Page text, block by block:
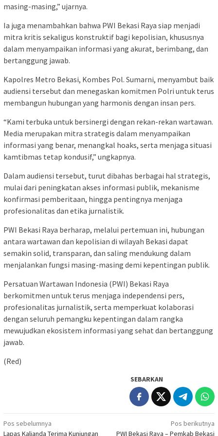
masing-masing,” ujarnya.
Ia juga menambahkan bahwa PWI Bekasi Raya siap menjadi
mitra kritis sekaligus konstruktif bagi kepolisian, khususnya
dalam menyampaikan informasi yang akurat, berimbang, dan
bertanggung jawab.
Kapolres Metro Bekasi, Kombes Pol. Sumarni, menyambut baik
audiensi tersebut dan menegaskan komitmen Polri untuk terus
membangun hubungan yang harmonis dengan insan pers.
“Kami terbuka untuk bersinergi dengan rekan-rekan wartawan.
Media merupakan mitra strategis dalam menyampaikan
informasi yang benar, menangkal hoaks, serta menjaga situasi
kamtibmas tetap kondusif,” ungkapnya.
Dalam audiensi tersebut, turut dibahas berbagai hal strategis,
mulai dari peningkatan akses informasi publik, mekanisme
konfirmasi pemberitaan, hingga pentingnya menjaga
profesionalitas dan etika jurnalistik.
PWI Bekasi Raya berharap, melalui pertemuan ini, hubungan
antara wartawan dan kepolisian di wilayah Bekasi dapat
semakin solid, transparan, dan saling mendukung dalam
menjalankan fungsi masing-masing demi kepentingan publik.
Persatuan Wartawan Indonesia (PWI) Bekasi Raya
berkomitmen untuk terus menjaga independensi pers,
profesionalitas jurnalistik, serta memperkuat kolaborasi
dengan seluruh pemangku kepentingan dalam rangka
mewujudkan ekosistem informasi yang sehat dan bertanggung
jawab.
(Red)
SEBARKAN
Navigasi
Pos sebelumnya
Lapas Kalianda Terima Kunjungan
Pos berikutnya
PWI Bekasi Raya – Pemkab Bekasi